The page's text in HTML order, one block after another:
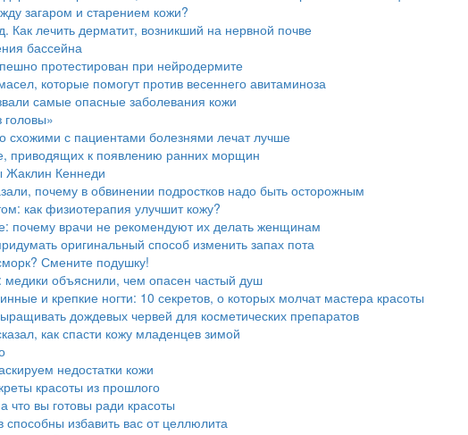
загаром и старением кожи?
Как лечить дерматит, возникший на нервной почве
бассейна
протестирован при нейродермите
которые помогут против весеннего авитаминоза
самые опасные заболевания кожи
схожими с пациентами болезнями лечат лучше
приводящих к появлению ранних морщин
Жаклин Кеннеди
почему в обвинении подростков надо быть осторожным
как физиотерапия улучшит кожу?
почему врачи не рекомендуют их делать женщинам
оригинальный способ изменить запах пота
Смените подушку!
объяснили, чем опасен частый душ
и крепкие ногти: 10 секретов, о которых молчат мастера красоты
дождевых червей для косметических препаратов
как спасти кожу младенцев зимой
недостатки кожи
красоты из прошлого
что вы готовы ради красоты
способны избавить вас от целлюлита